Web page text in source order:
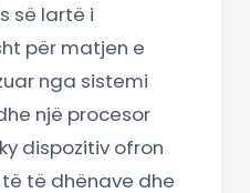
së lartë i
për matjen e
nga sistemi
një procesor
dispozitiv ofron
të dhënave dhe